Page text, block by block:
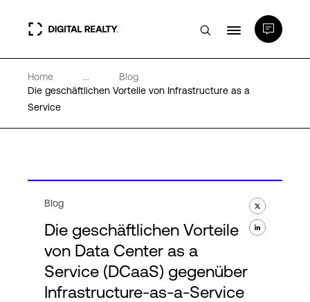
Rechenzentren
PlatformDIGITAL®
Über uns
Home ...
Blog
Die geschäftlichen Vorteile von Infrastructure as a
Service
Blog
Die geschäftlichen Vorteile
von Data Center as a
Service (DCaaS) gegenüber
Infrastructure-as-a-Service